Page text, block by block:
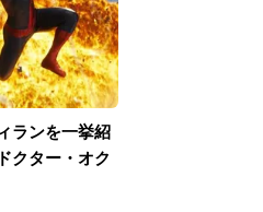
ランを一挙紹
クター・オク